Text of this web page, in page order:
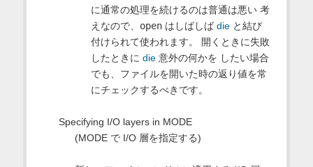
に通常の処理を続けるのは普通は悪い 考
えなので、 openはしばしば dieと結び
付けられて使われます。 開くときに失敗
したときに die意外の何かを したい場合
でも、ファイルを開いた時の返り値を常
にチェックするべきです。
Specifying I/O layers in MODE
(MODE で I/O 層を指定する)